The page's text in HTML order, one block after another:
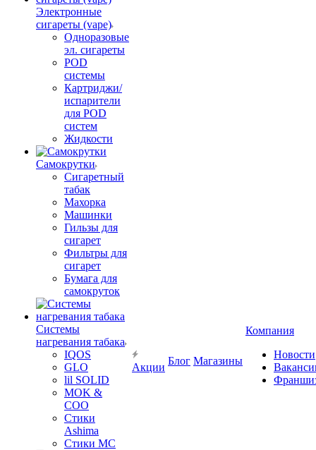
Электронные
сигареты (vape)
Одноразовые
эл. сигареты
POD
системы
Картриджи/
испарители
для POD
систем
Жидкости
Самокрутки
Сигаретный
табак
Махорка
Машинки
Гильзы для
сигарет
Фильтры для
сигарет
Бумага для
самокруток
Системы
нагревания табака
IQOS
GLO
lil SOLID
MOK &
COO
Стики
Ashima
Стики MC
Акции
Блог Магазины
Компания
Новости